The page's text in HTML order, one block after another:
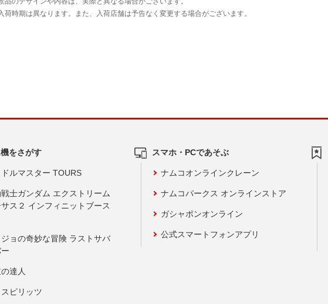
をさがす
ルマスター TOURS
士ガンダム エクストリーム
ス２ インフィニットブース
ョの奇妙な冒険 ラストサバ
達人
ピリッツ
スマホ・PCであそぶ
ナムコオンラインクレーン
ナムコパークス オンラインストア
ガシャポンオンライン
公式スマートフォンアプリ